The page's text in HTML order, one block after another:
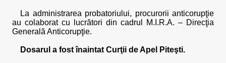
La administrarea probatoriului, procurorii anticorupţie
au colaborat cu lucrători din cadrul M.I.R.A. – Direcţia
Generală Anticorupţie.
Dosarul a fost înaintat Curţii de Apel Piteşti.